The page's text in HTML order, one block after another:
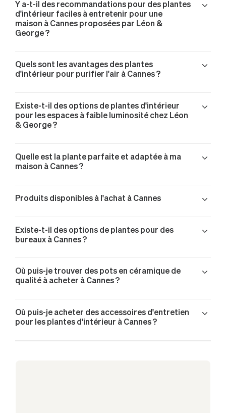
Y a-t-il des recommandations pour des plantes
d'intérieur faciles à entretenir pour une
maison à Cannes proposées par Léon &
George ?
Quels sont les avantages des plantes
d'intérieur pour purifier l'air à Cannes ?
Existe-t-il des options de plantes d'intérieur
pour les espaces à faible luminosité chez Léon
& George ?
Quelle est la plante parfaite et adaptée à ma
maison à Cannes ?
Produits disponibles à l'achat à Cannes
Joyau de Zanzibar livré à Cannes
Pothos Cascade livré à Cannes
Pothos Cascade livré à Cannes
Ficus Elastica Abidjan livré à Cannes
Existe-t-il des options de plantes pour des
bureaux à Cannes ?
Où puis-je trouver des pots en céramique de
qualité à acheter à Cannes ?
Où puis-je acheter des accessoires d'entretien
pour les plantes d'intérieur à Cannes ?